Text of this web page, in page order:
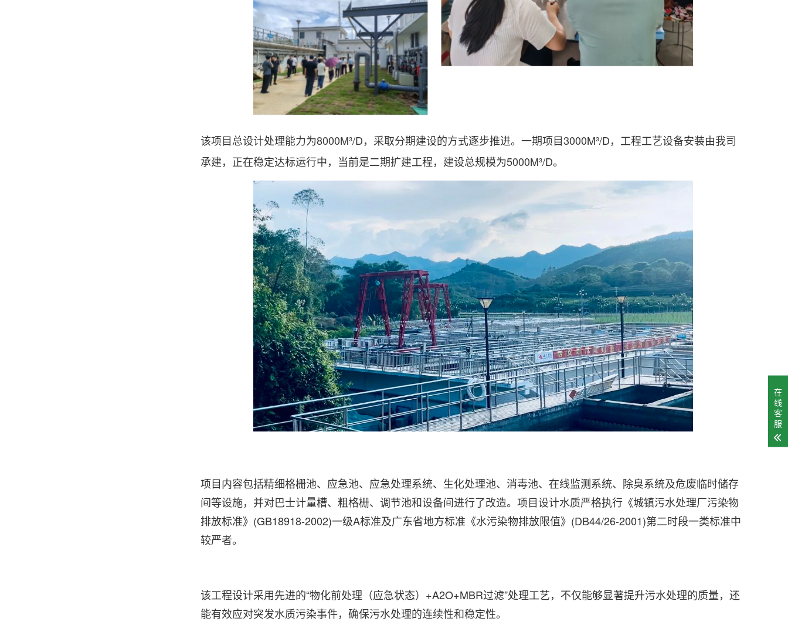
该项目总设计处理能力为8000M³/D，采取分期建设的方式逐步推进。一期项目3000M³/D，工程工艺设备安装由我司
承建，正在稳定达标运行中，当前是二期扩建工程，建设总规模为5000M³/D。
项目内容包括精细格栅池、应急池、应急处理系统、生化处理池、消毒池、在线监测系统、除臭系统及危废临时储存
间等设施，并对巴士计量槽、粗格栅、调节池和设备间进行了改造。项目设计水质严格执行《城镇污水处理厂污染物
排放标准》(GB18918-2002)一级A标准及广东省地方标准《水污染物排放限值》(DB44/26-2001)第二时段一类标准中
较严者。
该工程设计采用先进的“物化前处理（应急状态）+A2O+MBR过滤”处理工艺，不仅能够显著提升污水处理的质量，还
能有效应对突发水质污染事件，确保污水处理的连续性和稳定性。
在
线
客
服